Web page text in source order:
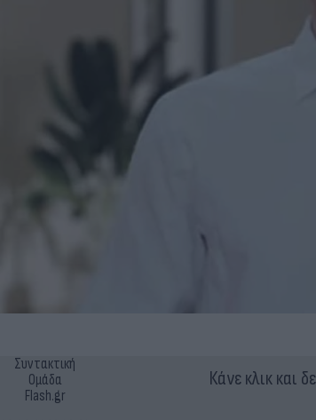
Συντακτική
Ομάδα
Flash.gr
Κάνε κλικ και